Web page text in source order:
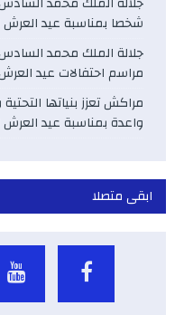
شخصا بمناسبة عيد العرش
جلالة الملك محمد
مراسم احتفالات عيد
مراكش تعزز بنياتها
واعدة بمناسبة عيد العرش
ابقى متصلا